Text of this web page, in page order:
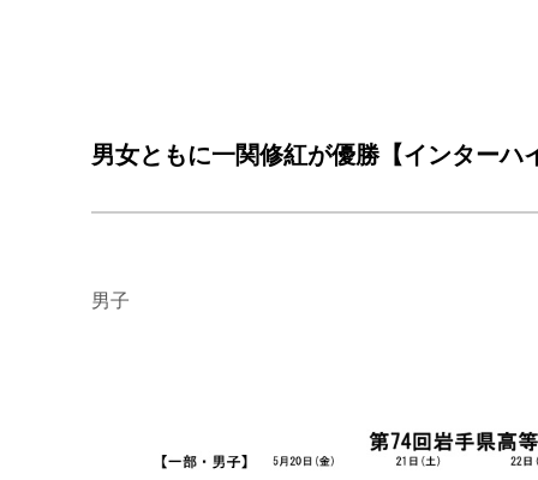
男女ともに一関修紅が優勝【インター
男子